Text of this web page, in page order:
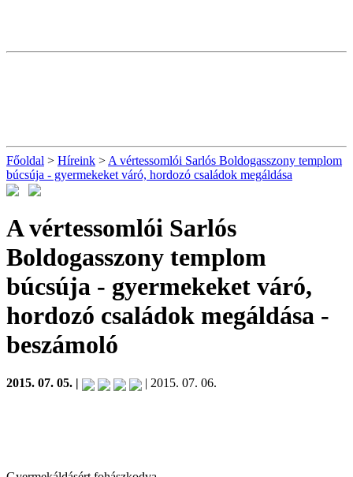
Főoldal > Híreink > A vértessomlói Sarlós Boldogasszony templom
búcsúja - gyermekeket váró, hordozó családok megáldása
A vértessomlói Sarlós
Boldogasszony templom
búcsúja - gyermekeket váró,
hordozó családok megáldása -
beszámoló
2015. 07. 05. | | 2015. 07. 06.